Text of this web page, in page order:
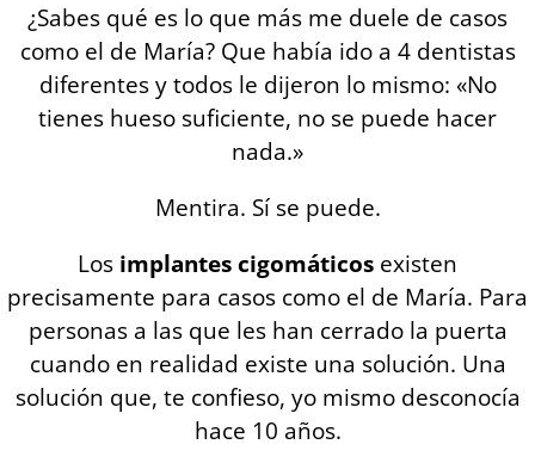
¿Sabes qué es lo que más me duele de casos
como el de María? Que había ido a 4 dentistas
diferentes y todos le dijeron lo mismo: «No
tienes hueso suficiente, no se puede hacer
nada.»
Mentira. Sí se puede.
Los implantes cigomáticos existen
precisamente para casos como el de María. Para
personas a las que les han cerrado la puerta
cuando en realidad existe una solución. Una
solución que, te confieso, yo mismo desconocía
hace 10 años.